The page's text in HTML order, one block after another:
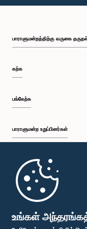
உங்கள்
பி.ப. 1:09 - பி.ப. 1:25
பி.ப. 1:34 - பி.ப. 1:46
பி.ப. 1:53 - பி.ப. 2:05
பாராளுமன்றத்திற்கு வருகை
கற்க
பங்கேற்க
பாராளுமன்ற உறுப்பினர்கள்
முதற்பக்கம்
பாராளுமன்ற கையடக்க செயலி